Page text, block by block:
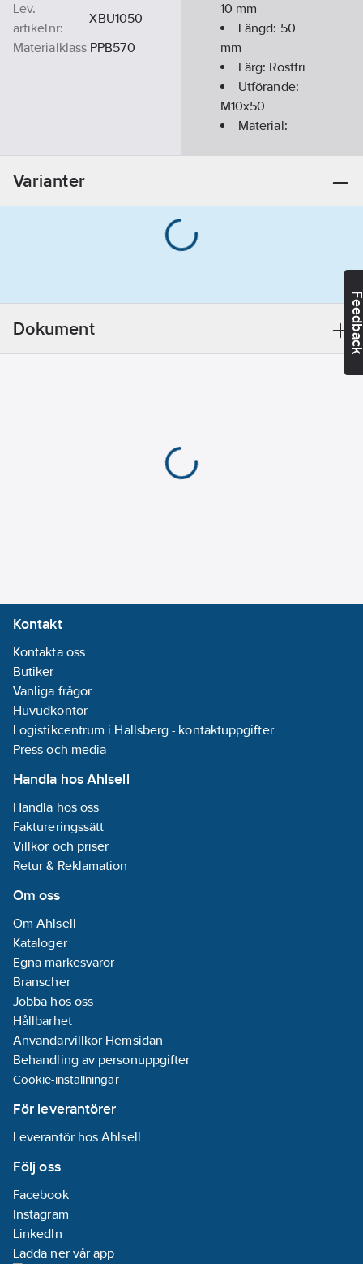
Lev.
artikelnr:
XBU1050
Materialklass PPB570
10 mm
Längd: 50
mm
Färg: Rostfri
Utförande:
M10x50
Material:
Varianter
Dokument
Kontakt
Kontakta oss
Butiker
Vanliga frågor
Huvudkontor
Logistikcentrum i Hallsberg - kontaktuppgifter
Press och media
Handla hos Ahlsell
Handla hos oss
Faktureringssätt
Villkor och priser
Retur & Reklamation
Om oss
Om Ahlsell
Kataloger
Egna märkesvaror
Branscher
Jobba hos oss
Hållbarhet
Användarvillkor Hemsidan
Behandling av personuppgifter
Cookie-inställningar
För leverantörer
Leverantör hos Ahlsell
Följ oss
Facebook
Instagram
LinkedIn
Ladda ner vår app